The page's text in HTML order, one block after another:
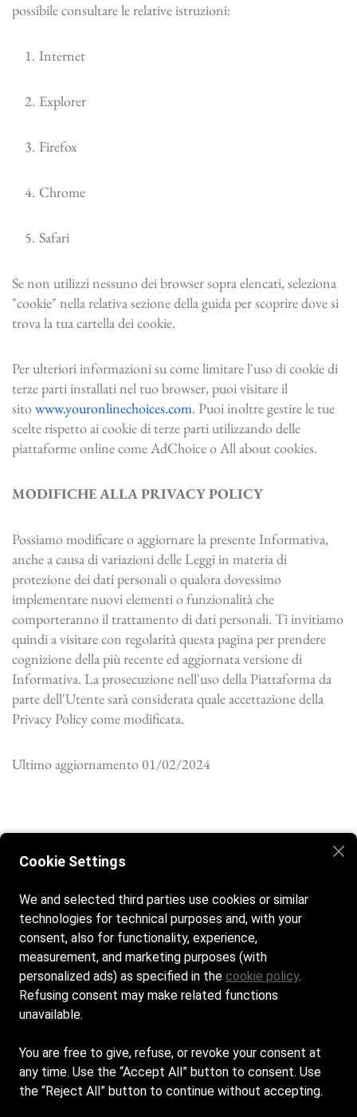
possibile consultare le relative istruzioni:
Internet
Explorer
Firefox
Chrome
Safari
Se non utilizzi nessuno dei browser sopra elencati, seleziona
"cookie" nella relativa sezione della guida per scoprire dove si
trova la tua cartella dei cookie.
Per ulteriori informazioni su come limitare l'uso di cookie di
terze parti installati nel tuo browser, puoi visitare il
sitowww.youronlinechoices.com. Puoi inoltre gestire le tue
scelte rispetto ai cookie di terze parti utilizzando delle
piattaforme online come AdChoice o All about cookies.
MODIFICHE ALLA PRIVACY POLICY
Possiamo modificare o aggiornare la presente Informativa,
anche a causa di variazioni delle Leggi in materia di
protezione dei dati personali o qualora dovessimo
implementare nuovi elementi o funzionalità che
comporteranno il trattamento di dati personali. Ti invitiamo
quindi a visitare con regolarità questa pagina per prendere
cognizione della più recente ed aggiornata versione di
Informativa. La prosecuzione nell'uso della Piattaforma da
parte dell'Utente sarà considerata quale accettazione della
Privacy Policy come modificata.
Ultimo aggiornamento 01/02/2024
Orari di apertura:
Dal lunedì alla domenica dalle 9:00 alle 20:00
via delle Ginestre, 65, 09043 Muravera CA
giovaolivieri@icloud.com
+39338 2868896
Cookie Settings
We and selected third parties use cookies or similar
technologies for technical purposes and, with your
consent, also for functionality, experience,
measurement, and marketing purposes (with
personalized ads) as specified in the cookie policy.
Refusing consent may make related functions
unavailable.
You are free to give, refuse, or revoke your consent at
any time. Use the “Accept All” button to consent. Use
the “Reject All” button to continue without accepting.